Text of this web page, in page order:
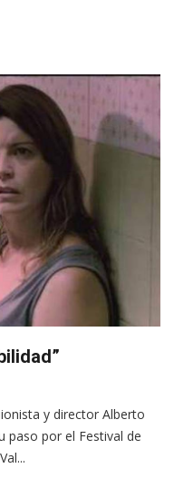
y director Alberto
paso por el Festival de